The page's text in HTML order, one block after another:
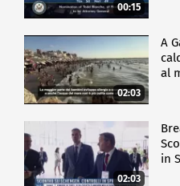
00:15
02:03
A
al
02:03
in